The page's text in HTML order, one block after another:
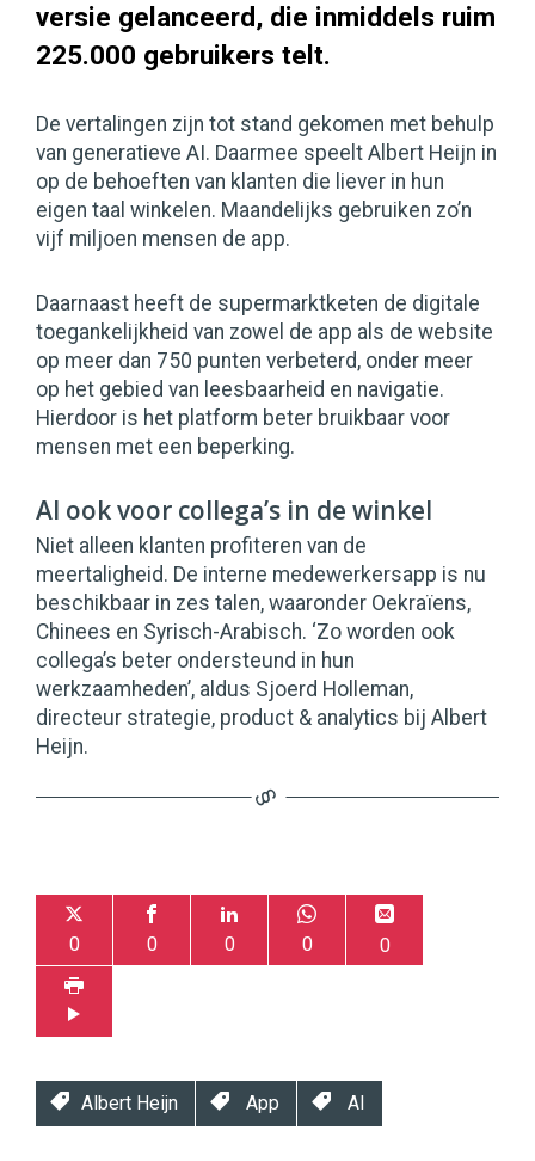
versie gelanceerd, die inmiddels ruim
225.000 gebruikers telt.
De vertalingen zijn tot stand gekomen met behulp
van generatieve AI. Daarmee speelt Albert Heijn in
op de behoeften van klanten die liever in hun
eigen taal winkelen. Maandelijks gebruiken zo’n
vijf miljoen mensen de app.
Daarnaast heeft de supermarktketen de digitale
toegankelijkheid van zowel de app als de website
op meer dan 750 punten verbeterd, onder meer
op het gebied van leesbaarheid en navigatie.
Hierdoor is het platform beter bruikbaar voor
mensen met een beperking.
AI ook voor collega’s in de winkel
Niet alleen klanten profiteren van de
meertaligheid. De interne medewerkersapp is nu
beschikbaar in zes talen, waaronder Oekraïens,
Chinees en Syrisch-Arabisch. ‘Zo worden ook
collega’s beter ondersteund in hun
werkzaamheden’, aldus Sjoerd Holleman,
directeur strategie, product & analytics bij Albert
Heijn.
0 0 0 0 0
Albert Heijn App AI